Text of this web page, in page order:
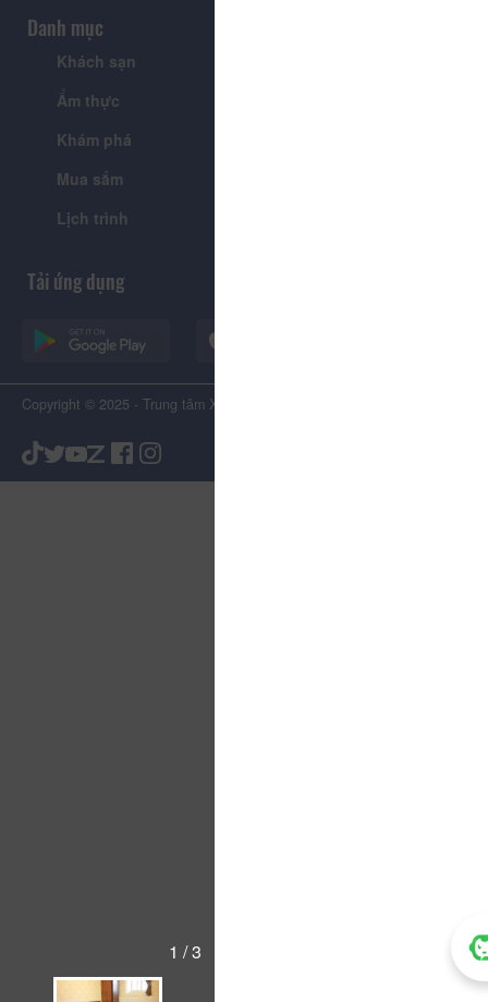
1 / 3
Danh mục
Khách sạn
Ẩm thực
Khám phá
Mua sắm
Lịch trình
Tải ứng dụng
Copyright © 2025 - Trung tâm Xúc tiến Du lịch Tỉnh Lâm Đồng